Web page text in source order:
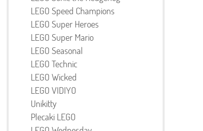
LEGO Speed Champions
LEGO Super Heroes
LEGO Super Mario
LEGO Seasonal
LEGO Technic
LEGO Wicked
LEGO VIDIYO
Unikitty
Plecaki LEGO